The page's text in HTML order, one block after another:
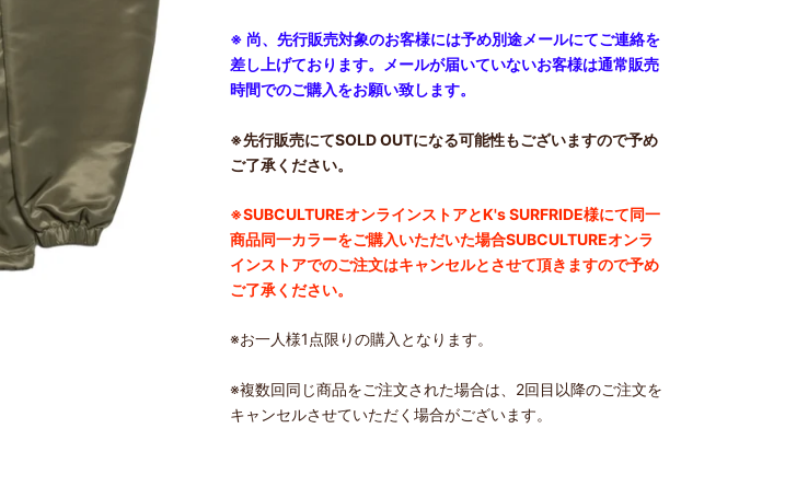
※ 尚、先行販売対象のお客様には予め別途メールにてご連絡を
差し上げております。メールが届いていないお客様は通常販売
時間でのご購入をお願い致します。
※先行販売にてSOLD OUTになる可能性もございますので予め
ご了承ください。
※SUBCULTUREオンラインストアとK's SURFRIDE様にて同一
商品同一カラーをご購入いただいた場合SUBCULTUREオンラ
インストアでのご注文はキャンセルとさせて頂きますので予め
ご了承ください。
※お一人様1 点限りの購入となります。
※複数回同じ商品をご注文された場合は、2回目以降のご注文を
キャンセルさせていただく場合がございます。